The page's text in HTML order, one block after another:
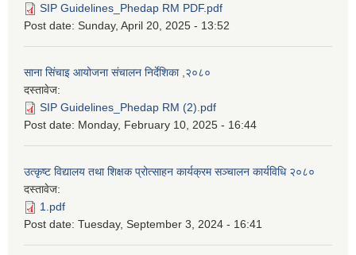
SIP Guidelines_Phedap RM PDF.pdf
Post date: Sunday, April 20, 2025 - 13:52
साना सिंचाइ आयोजना संचालन निर्देशिका ,२०८०
दस्तावेज:
SIP Guidelines_Phedap RM (2).pdf
Post date: Monday, February 10, 2025 - 16:44
उत्कृष्ट विद्यालय तथा शिक्षक प्रोत्साहन कार्यक्रम सञ्चालन कार्यविधि २०८०
दस्तावेज:
1.pdf
Post date: Tuesday, September 3, 2024 - 16:41